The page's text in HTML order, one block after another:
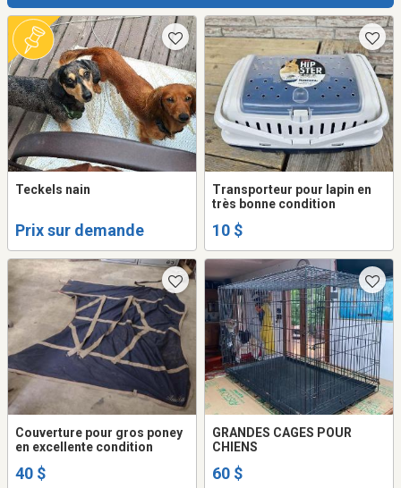
Teckels nain
Prix sur demande
Transporteur pour lapin en
très bonne condition
10 $
Couverture pour gros poney
en excellente condition
40 $
GRANDES CAGES POUR
CHIENS
60 $